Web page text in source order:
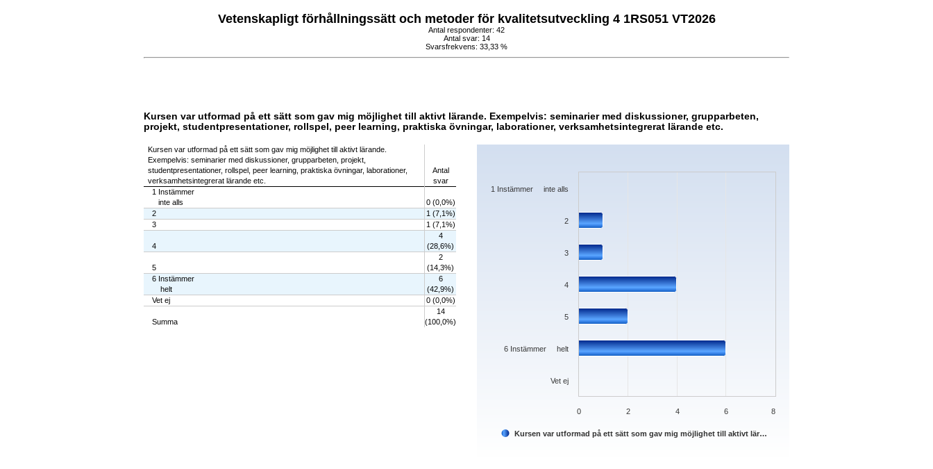
Vetenskapligt förhållningssätt och metoder för kvalitetsutveckling 4 1RS051 VT2026
Antal respondenter: 42
Antal svar: 14
Svarsfrekvens: 33,33 %
Kursen var utformad på ett sätt som gav mig möjlighet till aktivt lärande. Exempelvis: seminarier med diskussioner, grupparbeten,
projekt, studentpresentationer, rollspel, peer learning, praktiska övningar, laborationer, verksamhetsintegrerat lärande etc.
Kursen var utformad på ett sätt som gav mig möjlighet till aktivt lärande.
Exempelvis: seminarier med diskussioner, grupparbeten, projekt,
studentpresentationer, rollspel, peer learning, praktiska övningar, laborationer,
verksamhetsintegrerat lärande etc.
Antal
svar
1 Instämmer
inte alls
0 (0,0%)
2
1 (7,1%)
3
1 (7,1%)
4
4
(28,6%)
5
2
(14,3%)
6 Instämmer
helt
6
(42,9%)
Vet ej
0 (0,0%)
Summa
14
(100,0%)
Chart
The chart has 1 X axis displaying categories.
Kursen var utformad på ett sätt som gav mig möjlighet till aktivt lär…
Vet ej
6 Instämmer helt
5
4
3
2
1 Instämmer inte alls
0 2 4 6 8